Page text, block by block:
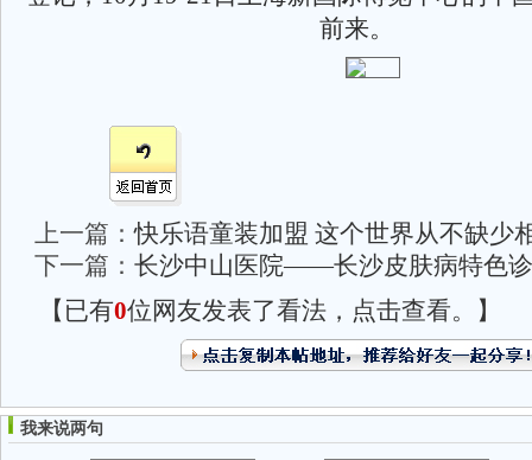
前来。
上一篇：快乐语童装加盟 这个世界从不缺少
下一篇： 长沙中山医院——长沙皮肤病特色
【已有0位网友发表了看法，点击查看。】
我来说两句